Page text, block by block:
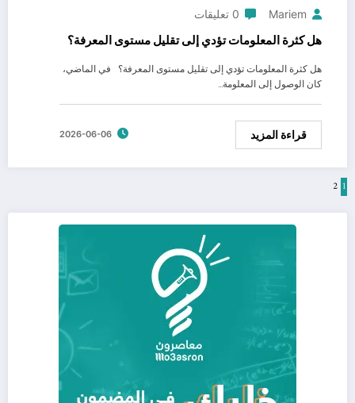
Mariem 0 تعليقات
هل كثرة المعلومات تؤدي إلى تقليل مستوى المعرفة؟
هل كثرة المعلومات تؤدي إلى تقليل مستوى المعرفة؟ في الماضي،
كان الوصول إلى المعلومة…
قراءة المزيد 2026-06-06
تعدد
صفحات
1
2